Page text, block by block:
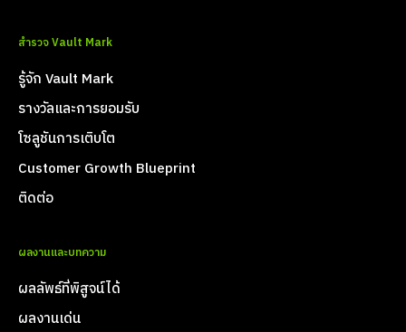
สำรวจ Vault Mark
รู้จัก Vault Mark
รางวัลและการยอมรับ
โซลูชันการเติบโต
Customer Growth Blueprint
ติดต่อ
ผลงานและบทความ
ผลลัพธ์ที่พิสูจน์ได้
ผลงานเด่น